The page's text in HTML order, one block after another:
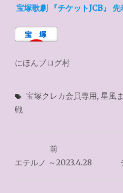
宝塚歌劇 『チケットJCB』
にほんブログ村
宝塚クレカ会員専用, 星風
戦
稿
前
エテルノ ～2023.4.28